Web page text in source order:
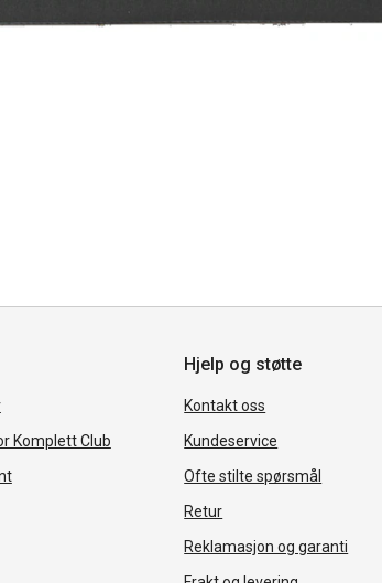
Komplett Club
Hjelp og støtte
Kontakt oss
Kundeservice
Ofte stilte spørsmål
Retur
Reklamasjon og garanti